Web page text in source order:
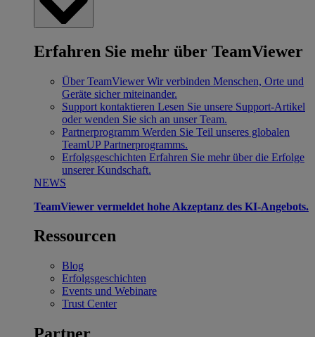
Erfahren Sie mehr über TeamViewer
Über TeamViewer Wir verbinden Menschen, Orte und
Geräte sicher miteinander.
Support kontaktieren Lesen Sie unsere Support-Artikel
oder wenden Sie sich an unser Team.
Partnerprogramm Werden Sie Teil unseres globalen
TeamUP Partnerprogramms.
Erfolgsgeschichten Erfahren Sie mehr über die Erfolge
unserer Kundschaft.
NEWS
TeamViewer vermeldet hohe Akzeptanz des KI-Angebots.
Ressourcen
Blog
Erfolgsgeschichten
Events und Webinare
Trust Center